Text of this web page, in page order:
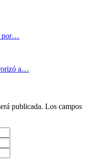
por…
a…
publicada. Los campos